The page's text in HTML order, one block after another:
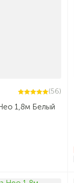
(56)
1,8м Белый